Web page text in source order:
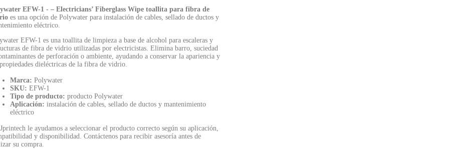
EFW-1 - – Electricians’ Fiberglass Wipe toallita para fibra de
es una opción de Polywater para instalación de cables, sellado de ductos y
eléctrico.
EFW-1 es una toallita de limpieza a base de alcohol para escaleras y
de fibra de vidrio utilizadas por electricistas. Elimina barro, suciedad
de perforación o ambiente, ayudando a conservar la apariencia y
dieléctricas de la fibra de vidrio.
Marca: Polywater
SKU: EFW-1
Tipo de producto: producto Polywater
Aplicación: instalación de cables, sellado de ductos y mantenimiento
eléctrico
le ayudamos a seleccionar el producto correcto según su aplicación,
y disponibilidad. Contáctenos para recibir asesoría antes de
su compra.